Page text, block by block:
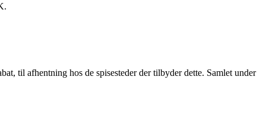
til afhentning hos de spisesteder der tilbyder dette. Samlet under